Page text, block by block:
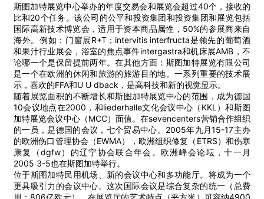
斯图加特展览中心举办的年度交易会和展览会超过40个，接收的
比和20个任务。该公司的公平和投资集团和投资集团和展览包括
国际高新技术博览会，适用于资本商品属性，50%的参展商来自
海外。例如：门窗展R+T；intervitis interfructa是领先的葡萄酒
和果汁行业展会，浴室的焦点事件intergastra和机床展AMB，不
论哪一个是保留提前两年。在其他方面：斯图加特展览有限公司
是一个在欧洲的休闲和旅游的旅游目的地。一系列重要的技术展
示，喜欢的FFA和U U dback，是高科技和新的视觉显示。
随着展览面积的不断增长和斯图加特展览中心的范围，成为德国
10会议地点在2000，和liederhalle文化会议中心（KKL）和斯图
加特展览会议中心（MCC）面值。在sevencenters营销合作组织
的一员，是德国的会议，七个贸易中心。2005年九月15-17主办
的欧洲伤口管理协会（EWMA），欧洲组织修复（ETRS）和伤寒
康复（dgfw）的辽宁协会联合年会。欧洲峰会论坛，十一月
2005 3-5也在斯图加特举行。
位于斯图加特民用机场、新的会议中心和多功能厅。将成为一个
更具吸引力的会议中心。这次国际会议是综合复杂的统一（总费
用：806亿欧元），在展览厅的艺术特点（平方米）可容纳4900